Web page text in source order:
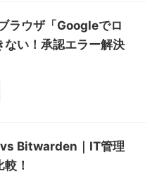
ラウザ「Googleでロ
ない！承認エラー解決
Bitwarden｜IT管理
！